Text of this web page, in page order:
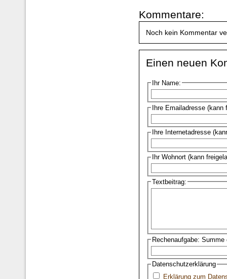
Kommentare:
Noch kein Kommentar
Einen neuen
Ihr Name:
Ihre Emailadresse (kann
Ihre Internetadresse
Ihr Wohnort (kann
Textbeitrag:
Rechenaufgabe:
Datenschutzerklärung
Erklärung zum